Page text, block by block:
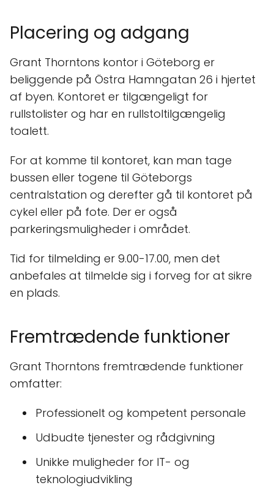
Placering og adgang
Grant Thorntons kontor i Göteborg er
beliggende på Östra Hamngatan 26 i hjertet
af byen. Kontoret er tilgængeligt for
rullstolister og har en rullstoltilgængelig
toalett.
For at komme til kontoret, kan man tage
bussen eller togene til Göteborgs
centralstation og derefter gå til kontoret på
cykel eller på fote. Der er også
parkeringsmuligheder i området.
Tid for tilmelding er 9.00-17.00, men det
anbefales at tilmelde sig i forveg for at sikre
en plads.
Fremtrædende funktioner
Grant Thorntons fremtrædende funktioner
omfatter:
Professionelt og kompetent personale
Udbudte tjenester og rådgivning
Unikke muligheder for IT- og
teknologiudvikling